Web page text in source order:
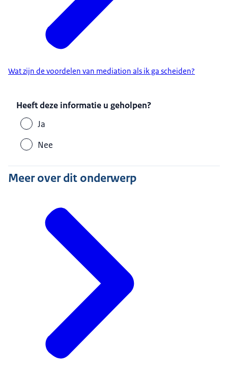
Wat zijn de voordelen van mediation als ik ga scheiden?
Heeft deze informatie u geholpen?
Ja
Nee
Meer over dit onderwerp